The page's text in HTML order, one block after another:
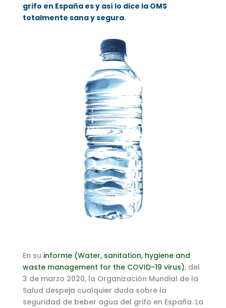
grifo en España es y así lo dice la OMS
totalmente sana y segura.
En su informe (Water, sanitation, hygiene and
waste management for the COVID-19 virus), del
3 de marzo 2020, la Organización Mundial de la
Salud despeja cualquier duda sobre la
seguridad de beber agua del grifo en España. La